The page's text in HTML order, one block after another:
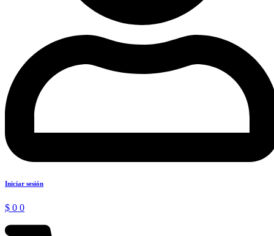
Iniciar sesión
$ 0 0